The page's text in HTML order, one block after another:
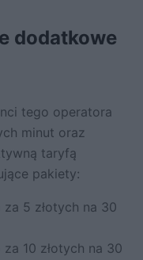
dodatkowe
tego operatora
minut oraz
taryfą
pakiety:
5 złotych na 30
10 złotych na 30